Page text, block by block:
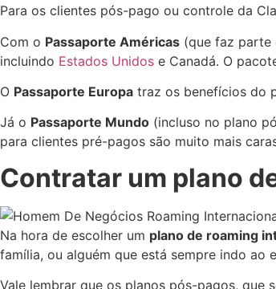
Para os clientes pós-pago ou controle da
Com o Passaporte Américas (que faz parte
incluindo Estados Unidos e Canadá. O
O Passaporte Europa traz os benefícios do
Já o Passaporte Mundo (incluso no plano
para clientes pré-pagos são muito mais
Contratar um plano
Na hora de escolher um plano de roaming
família, ou alguém que está sempre indo ao
Vale lembrar que os planos pós-pagos, que